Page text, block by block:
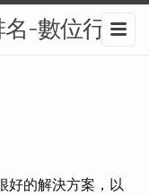
名-數位行銷
好的解決方案，以